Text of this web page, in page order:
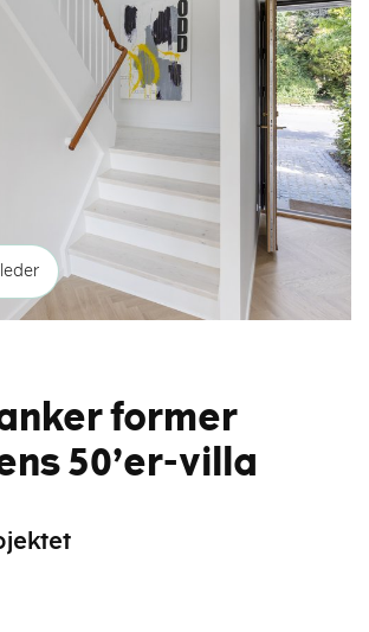
former
50’er-villa